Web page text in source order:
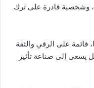
وشخصية قادرة على ترك
على الرقي والثقة
يسعى إلى صناعة تأثير